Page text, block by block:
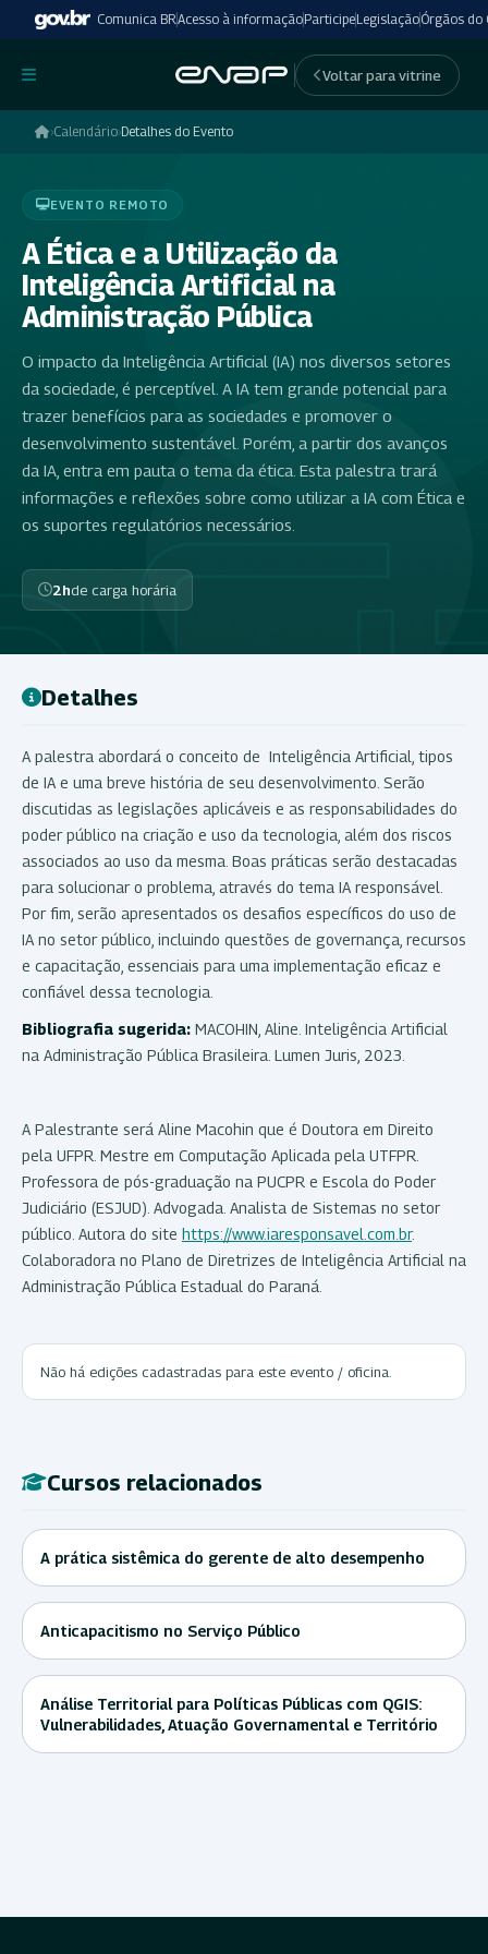
Comunica BRAcesso à informaçãoParticipeLegislaçãoÓrgãos do
Voltar para vitrine
›Calendário›Detalhes do Evento
EVENTO REMOTO
A Ética e a Utilização da
Inteligência Artificial na
Administração Pública
O impacto da Inteligência Artificial (IA) nos diversos setores
da sociedade, é perceptível. A IA tem grande potencial para
trazer benefícios para as sociedades e promover o
desenvolvimento sustentável. Porém, a partir dos avanços
da IA, entra em pauta o tema da ética. Esta palestra trará
informações e reflexões sobre como utilizar a IA com Ética e
os suportes regulatórios necessários.
2hde carga horária
Detalhes
A palestra abordará o conceito de Inteligência Artificial, tipos
de IA e uma breve história de seu desenvolvimento. Serão
discutidas as legislações aplicáveis e as responsabilidades do
poder público na criação e uso da tecnologia, além dos riscos
associados ao uso da mesma. Boas práticas serão destacadas
para solucionar o problema, através do tema IA responsável.
Por fim, serão apresentados os desafios específicos do uso de
IA no setor público, incluindo questões de governança, recursos
e capacitação, essenciais para uma implementação eficaz e
confiável dessa tecnologia.
Bibliografia sugerida: MACOHIN, Aline. Inteligência Artificial
na Administração Pública Brasileira. Lumen Juris, 2023.
A Palestrante será Aline Macohin que é Doutora em Direito
pela UFPR. Mestre em Computação Aplicada pela UTFPR.
Professora de pós-graduação na PUCPR e Escola do Poder
Judiciário (ESJUD). Advogada. Analista de Sistemas no setor
público. Autora do site https://www.iaresponsavel.com.br.
Colaboradora no Plano de Diretrizes de Inteligência Artificial na
Administração Pública Estadual do Paraná.
Não há edições cadastradas para este evento / oficina.
Cursos relacionados
A prática sistêmica do gerente de alto desempenho
Anticapacitismo no Serviço Público
Análise Territorial para Políticas Públicas com QGIS:
Vulnerabilidades, Atuação Governamental e Território